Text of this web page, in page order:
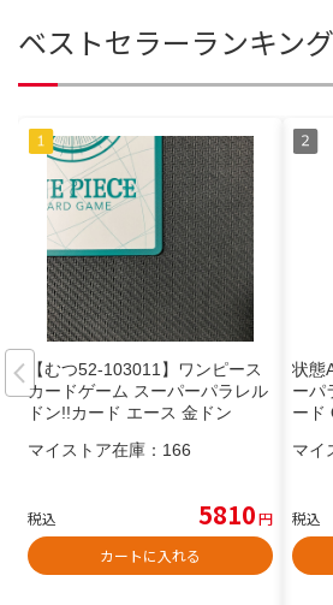
ベストセラーランキン
【むつ52-103011】ワンピース
カードゲーム スーパーパラレル
ドン!!カード エース 金ドン
マイストア在庫： 166
税込 5810円
カートに入れる
状態
ーパ
ード
マイ
税込